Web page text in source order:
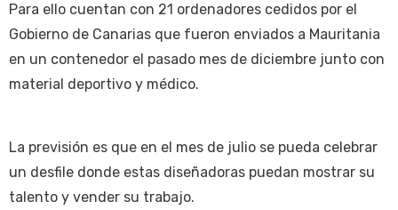
Para ello cuentan con 21 ordenadores cedidos por el
Gobierno de Canarias que fueron enviados a Mauritania
en un contenedor el pasado mes de diciembre junto con
material deportivo y médico.
La previsión es que en el mes de julio se pueda celebrar
un desfile donde estas diseñadoras puedan mostrar su
talento y vender su trabajo.